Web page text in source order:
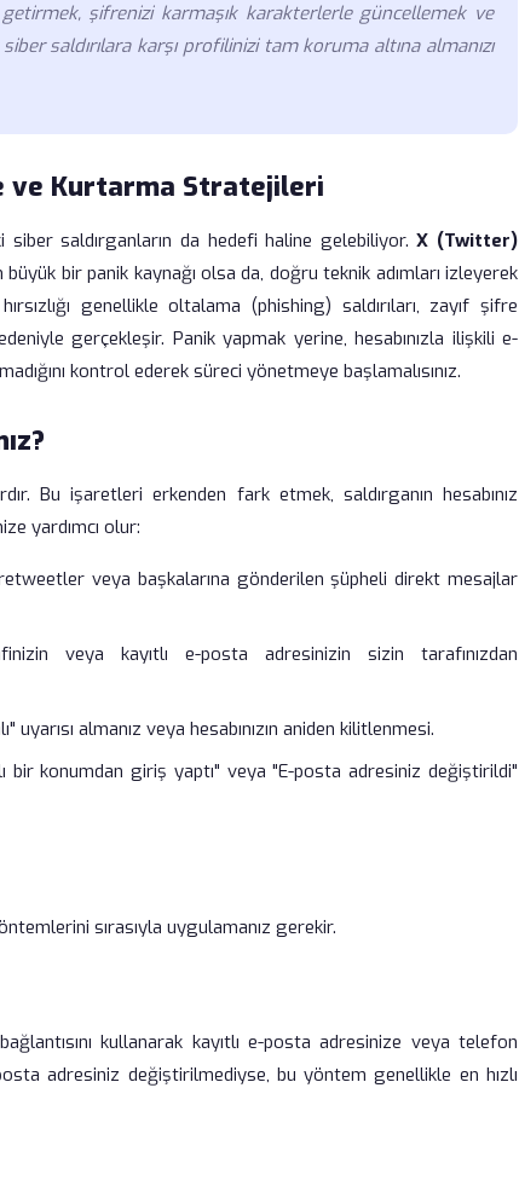
şifrenizi karmaşık karakterlerle güncellemek ve
saldırılara karşı profilinizi tam koruma altına almanızı
ve Kurtarma Stratejileri
siber saldırganların da hedefi haline gelebiliyor.X (Twitter)
büyük bir panik kaynağı olsa da, doğru teknik adımları izleyerek
genellikle oltalama (phishing) saldırıları, zayıf şifre
gerçekleşir. Panik yapmak yerine, hesabınızla ilişkili e-
kontrol ederek süreci yönetmeye başlamalısınız.
Bu işaretleri erkenden fark etmek, saldırganın hesabınız
yardımcı olur:
veya başkalarına gönderilen şüpheli direkt mesajlar
veya kayıtlı e-posta adresinizin sizin tarafınızdan
almanız veya hesabınızın aniden kilitlenmesi.
bir konumdan giriş yaptı" veya "E-posta adresiniz değiştirildi"
sırasıyla uygulamanız gerekir.
bağlantısını kullanarak kayıtlı e-posta adresinize veya telefon
adresiniz değiştirilmediyse, bu yöntem genellikle en hızlı